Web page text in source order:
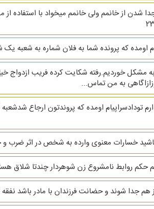
اومده که پرونده شما به فلان شماره به شعبه
خسارات معنوی وارده به شخص در اثر
حکم روابط نامشروع زن شوهردار چندتا شلاق
هم جدا شوند و حضانت فرزندان با مادر باشد نفقه